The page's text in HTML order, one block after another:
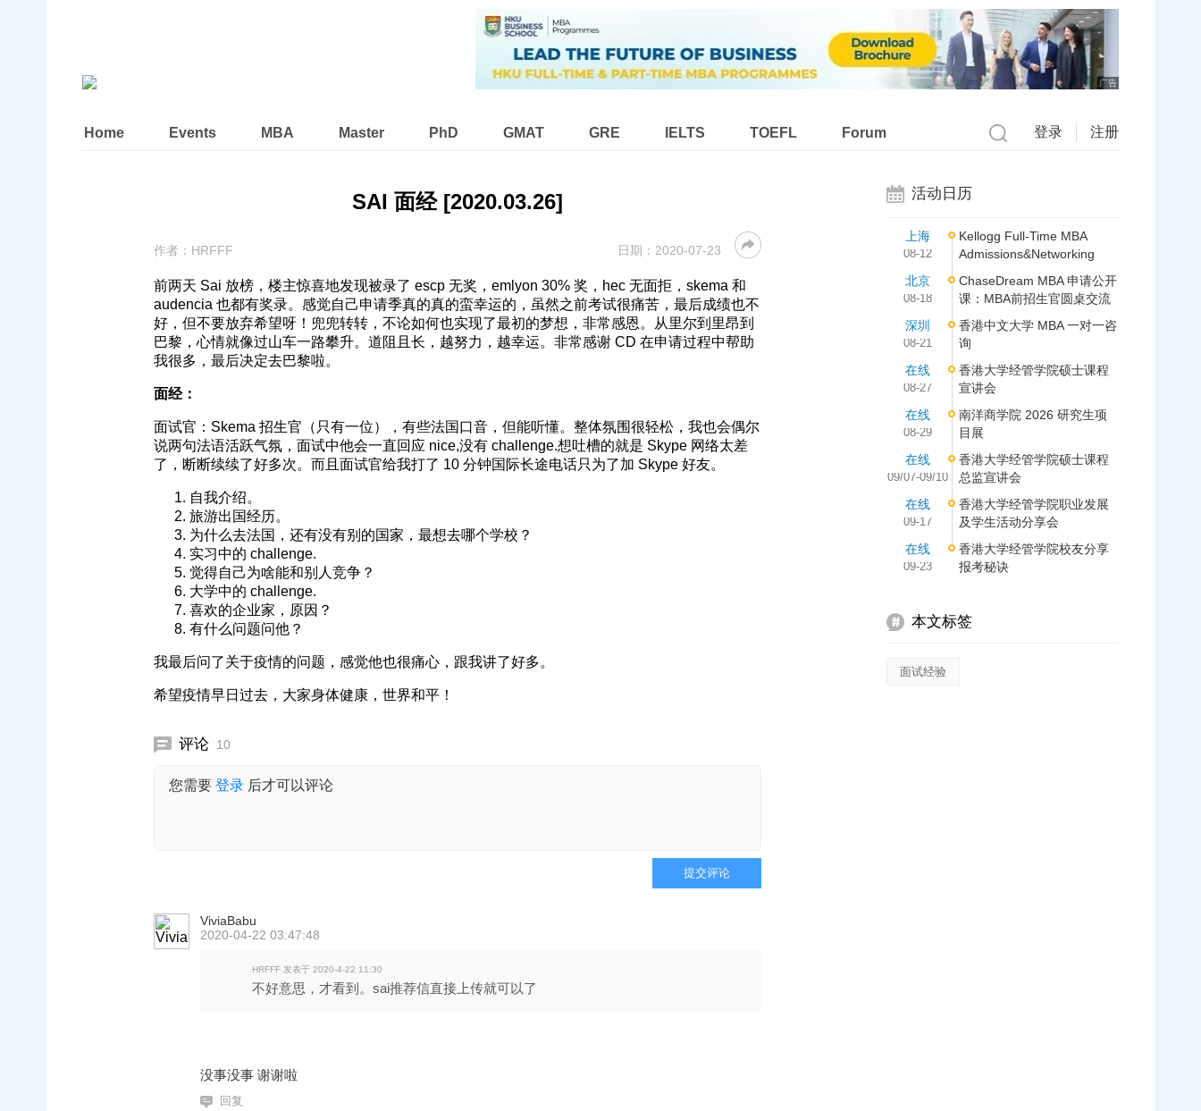
广告
Home Events MBA Master PhD GMAT GRE IELTS TOEFL Forum 登录 注册
SAI 面经 [2020.03.26]
作者： HRFFF 日期： 2020-07-23
前两天 Sai 放榜，楼主惊喜地发现被录了 escp 无奖，emlyon 30% 奖，hec 无面拒，skema 和
audencia 也都有奖录。感觉自己申请季真的真的蛮幸运的，虽然之前考试很痛苦，最后成绩也不
好，但不要放弃希望呀！兜兜转转，不论如何也实现了最初的梦想，非常感恩。从里尔到里昂到
巴黎，心情就像过山车一路攀升。道阻且长，越努力，越幸运。非常感谢 CD 在申请过程中帮助
我很多，最后决定去巴黎啦。
面经：
面试官：Skema 招生官（只有一位），有些法国口音，但能听懂。整体氛围很轻松，我也会偶尔
说两句法语活跃气氛，面试中他会一直回应 nice,没有 challenge.想吐槽的就是 Skype 网络太差
了，断断续续了好多次。而且面试官给我打了 10 分钟国际长途电话只为了加 Skype 好友。
自我介绍。
旅游出国经历。
为什么去法国，还有没有别的国家，最想去哪个学校？
实习中的 challenge.
觉得自己为啥能和别人竞争？
大学中的 challenge.
喜欢的企业家，原因？
有什么问题问他？
我最后问了关于疫情的问题，感觉他也很痛心，跟我讲了好多。
希望疫情早日过去，大家身体健康，世界和平！
评论 10
您需要 登录 后才可以评论
提交评论
ViviaBabu
2020-04-22 03:47:48
HRFFF 发表于 2020-4-22 11:30
不好意思，才看到。sai推荐信直接上传就可以了
没事没事 谢谢啦
回复
活动日历
上海
08-12
Kellogg Full-Time MBA
Admissions&Networking
北京
08-18
ChaseDream MBA 申请公开
课：MBA前招生官圆桌交流
深圳
08-21
香港中文大学 MBA 一对一咨
询
在线
08-27
香港大学经管学院硕士课程
宣讲会
在线
08-29
南洋商学院 2026 研究生项
目展
在线
09/07-09/10
香港大学经管学院硕士课程
总监宣讲会
在线
09-17
香港大学经管学院职业发展
及学生活动分享会
在线
09-23
香港大学经管学院校友分享
报考秘诀
本文标签
面试经验